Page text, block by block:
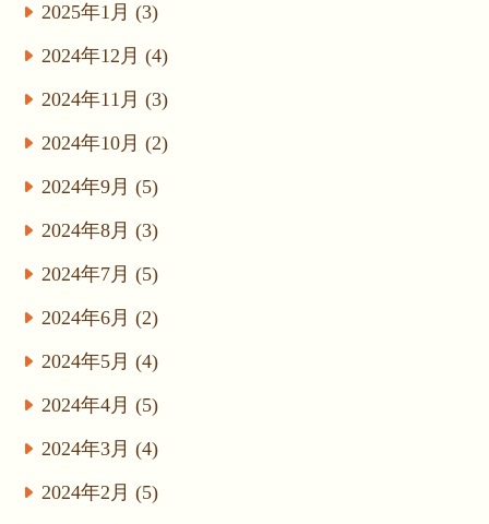
2025年1月 (3)
2024年12月 (4)
2024年11月 (3)
2024年10月 (2)
2024年9月 (5)
2024年8月 (3)
2024年7月 (5)
2024年6月 (2)
2024年5月 (4)
2024年4月 (5)
2024年3月 (4)
2024年2月 (5)